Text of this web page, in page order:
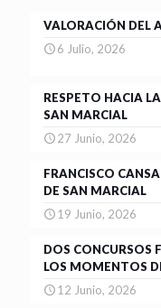
VALORACIÓN DEL
6 Julio, 2026
RESPETO HACIA
SAN MARCIAL
27 Junio, 2026
FRANCISCO
DE SAN MARCIAL
19 Junio, 2026
DOS CONCURSOS
LOS MOMENTOS
12 Junio, 2026